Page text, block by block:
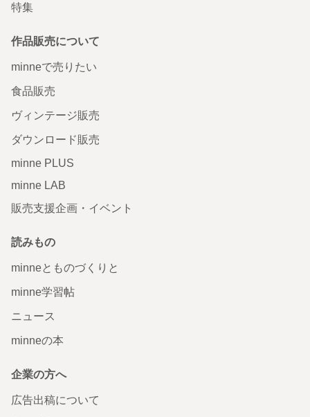
特集
作品販売について
minneで売りたい
食品販売
ヴィンテージ販売
ダウンロード販売
minne PLUS
minne LAB
販売支援企画・イベント
読みもの
minneとものづくりと
minne学習帖
ニュース
minneの本
企業の方へ
広告出稿について